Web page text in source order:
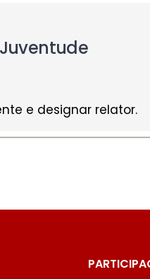
e designar relator.